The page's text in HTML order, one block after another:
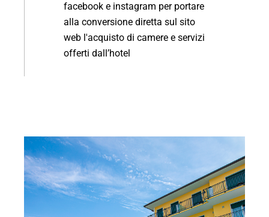
facebook e instagram per portare
alla conversione diretta sul sito
web l'acquisto di camere e servizi
offerti dall’hotel